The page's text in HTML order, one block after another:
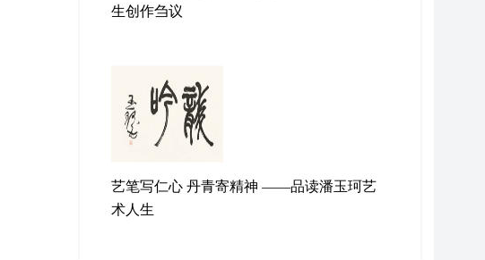
生创作刍议
艺笔写仁心 丹青寄精神 ——品读潘玉珂艺
术人生